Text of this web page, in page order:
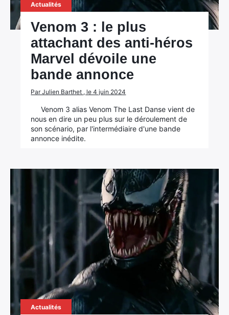
Actualités
Venom 3 : le plus
attachant des anti-héros
Marvel dévoile une
bande annonce
Par Julien Barthet , le 4 juin 2024
Venom 3 alias Venom The Last Danse vient de
nous en dire un peu plus sur le déroulement de
son scénario, par l'intermédiaire d'une bande
annonce inédite.
Actualités